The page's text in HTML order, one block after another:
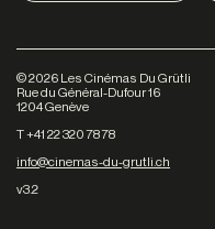
©2026 Les Cinémas Du Grütli
Rue du Général-Dufour 16
1204 Genève
T +41 22 320 78 78
info@cinemas-du-grutli.ch
v3.2